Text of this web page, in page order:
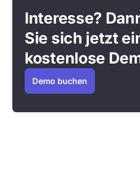
Interesse?
Sie sich jetzt
kostenlose
Demo buchen